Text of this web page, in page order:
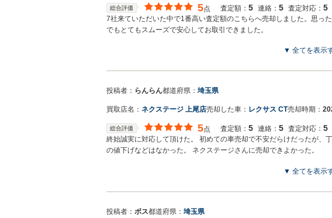
総合評価 5点 査定額： 5 連絡： 5 査定対応： 5
7社来ていただいた中で1番高い査定額のこちらへ売却しました。思っ
でもとてもスムーズで安心してお取引できました。
▼ 全てを表示
投稿者： らんらん都道府県： 埼玉県
買取店名： ネクステージ 上尾店売却した車： レクサス CT売却時期：
総合評価 5点 査定額： 5 連絡： 5 査定対応： 5
終始誠実に対応して頂けた。 初めての車売却で不安だらけだったが、
の値下げなどはなかった。 ネクステージさんに売却できよかった。
▼ 全てを表示
投稿者： ボス都道府県： 埼玉県